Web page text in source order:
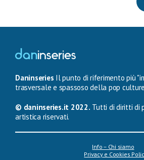
Daninseries Il punto di riferimento più
trasversale e spassoso della pop
© daninseries.it 2022. Tutti di diritti di
artistica riservati.
Info – Chi siamo
Privacy e Cookies